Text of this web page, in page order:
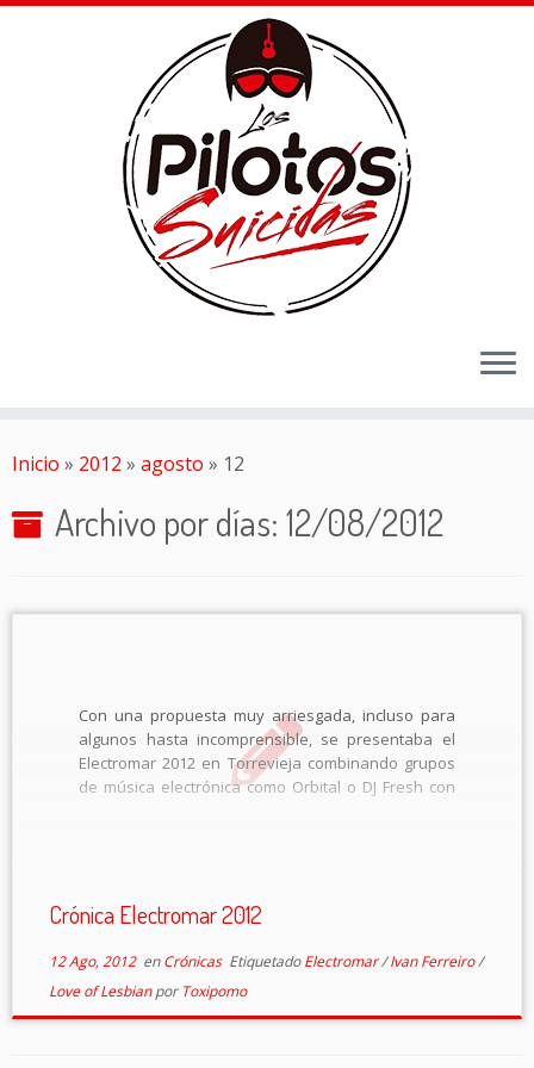
Inicio » 2012 » agosto » 12
Archivo por días: 12/08/2012
Con una propuesta muy arriesgada, incluso para
algunos hasta incomprensible, se presentaba el
Electromar 2012 en Torrevieja combinando grupos
de música electrónica como Orbital o DJ Fresh con
Crónica Electromar 2012
12 Ago, 2012enCrónicas EtiquetadoElectromar/Ivan Ferreiro/
Love of Lesbianpor Toxipomo